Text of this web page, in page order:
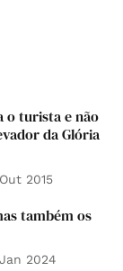
o turista e não
da Glória
2015
também os
2024